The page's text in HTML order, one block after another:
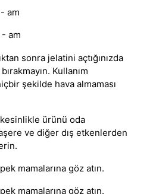
am
am
sonra jelatini açtığınızda
Kullanım
şekilde hava almaması
kesinlikle ürünü oda
ve diğer dış etkenlerden
mamalarına göz atın.
mamalarına göz atın.